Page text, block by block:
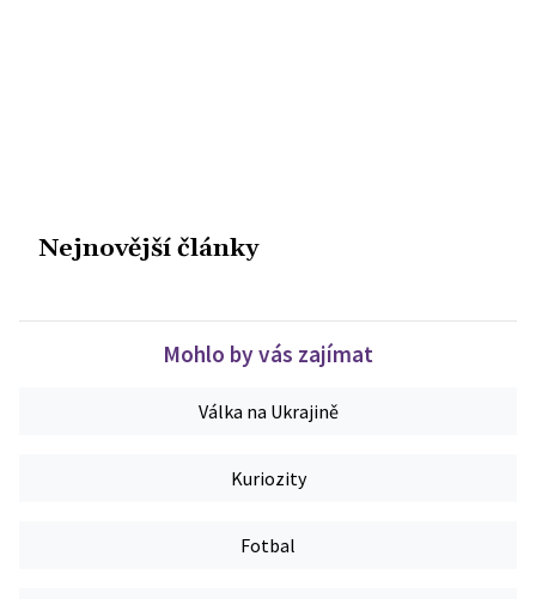
Nejnovější články
Mohlo by vás zajímat
Válka na Ukrajině
Kuriozity
Fotbal